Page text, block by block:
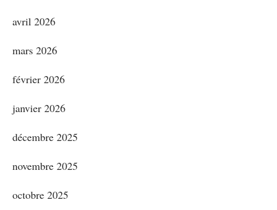
avril 2026
mars 2026
février 2026
janvier 2026
décembre 2025
novembre 2025
octobre 2025